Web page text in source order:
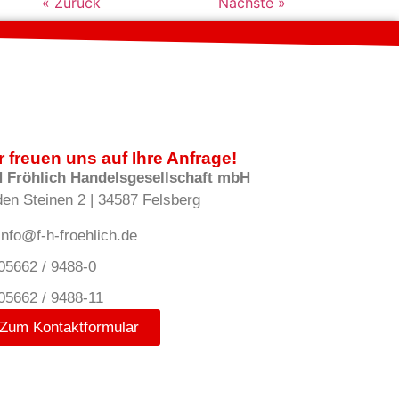
freuen uns auf Ihre Anfrage!
Fröhlich Handelsgesellschaft mbH
Steinen 2 | 34587 Felsberg
h-froehlich.de
/ 9488-0
/ 9488-11
Zum Kontaktformular